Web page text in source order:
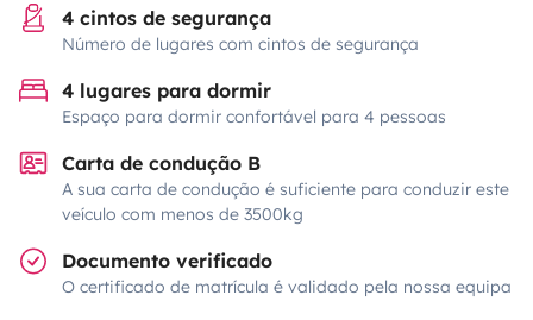
4 cintos de segurança
Número de lugares com cintos de segurança
4 lugares para dormir
Espaço para dormir confortável para 4 pessoas
Carta de condução B
A sua carta de condução é suficiente para conduzir este
veículo com menos de 3500kg
Documento verificado
O certificado de matrícula é validado pela nossa equipa